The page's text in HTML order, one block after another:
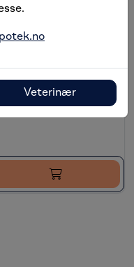
På lagerVeterinær